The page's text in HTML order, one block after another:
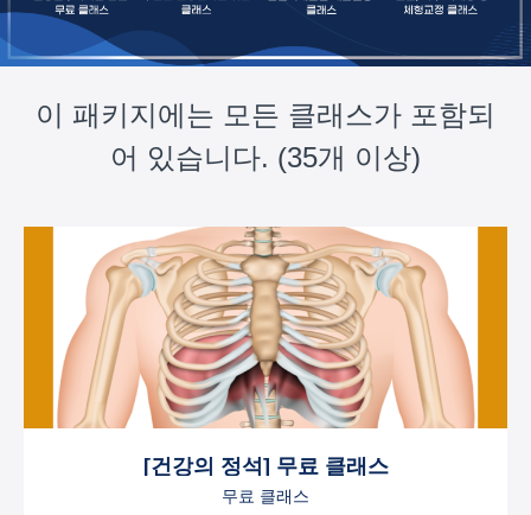
이 패키지에는 모든 클래스가 포함되
어 있습니다. (35개 이상)
[건강의 정석] 무료 클래스
무료 클래스